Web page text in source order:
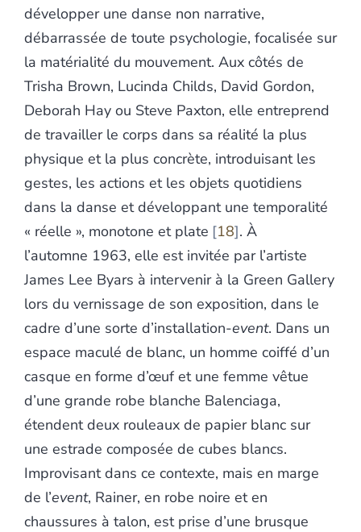
développer une danse non narrative,
débarrassée de toute psychologie, focalisée sur
la matérialité du mouvement. Aux côtés de
Trisha Brown, Lucinda Childs, David Gordon,
Deborah Hay ou Steve Paxton, elle entreprend
de travailler le corps dans sa réalité la plus
physique et la plus concrète, introduisant les
gestes, les actions et les objets quotidiens
dans la danse et développant une temporalité
« réelle », monotone et plate 18 . À
l’automne 1963, elle est invitée par l’artiste
James Lee Byars à intervenir à la Green Gallery
lors du vernissage de son exposition, dans le
cadre d’une sorte d’installation-event. Dans un
espace maculé de blanc, un homme coiffé d’un
casque en forme d’œuf et une femme vêtue
d’une grande robe blanche Balenciaga,
étendent deux rouleaux de papier blanc sur
une estrade composée de cubes blancs.
Improvisant dans ce contexte, mais en marge
de l’event, Rainer, en robe noire et en
chaussures à talon, est prise d’une brusque